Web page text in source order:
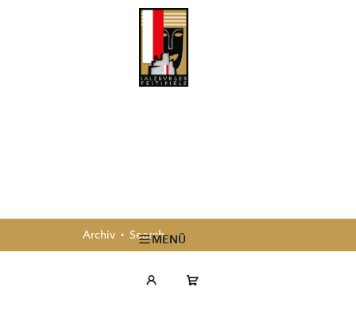
MENÜ
Archiv Search